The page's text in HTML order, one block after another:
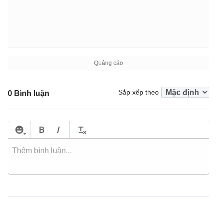
0 Bình luận Sắp xếp theo